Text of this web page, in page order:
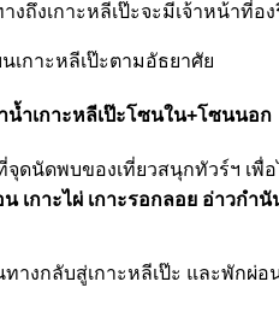
างถึงเกาะหลีเป๊ะจะมีเจ้าหน้าที่
เกาะหลีเป๊ะตามอัธยาศัย
น้ำเกาะหลีเป๊ะโซนใน+โซนนอก
จุดนัดพบของเที่ยวสนุกทัวร์ฯ เ
เกาะไผ่ เกาะรอกลอย อ่าวกำนั
างกลับสู่เกาะหลีเป๊ะ และพักผ่อ